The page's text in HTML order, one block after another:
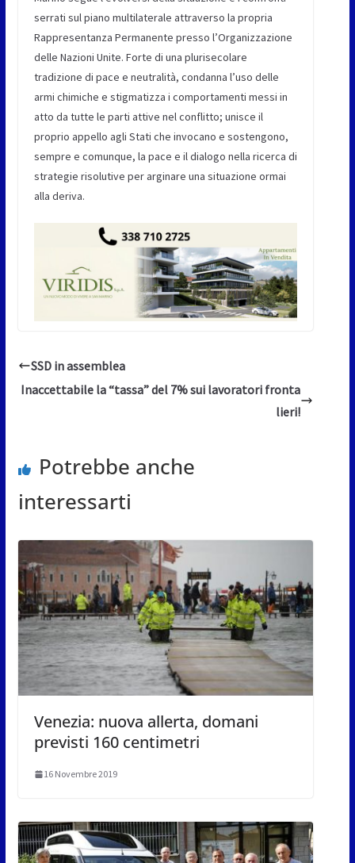
serrati sul piano multilaterale attraverso la propria
Rappresentanza Permanente presso l’Organizzazione
delle Nazioni Unite. Forte di una plurisecolare
tradizione di pace e neutralità, condanna l’uso delle
armi chimiche e stigmatizza i comportamenti messi in
atto da tutte le parti attive nel conflitto; unisce il
proprio appello agli Stati che invocano e sostengono,
sempre e comunque, la pace e il dialogo nella ricerca di
strategie risolutive per arginare una situazione ormai
alla deriva.
SSD in assemblea
Inaccettabile la “tassa” del 7% sui lavoratori fronta
lieri!
Potrebbe anche
interessarti
Venezia: nuova allerta, domani
previsti 160 centimetri
16 Novembre 2019